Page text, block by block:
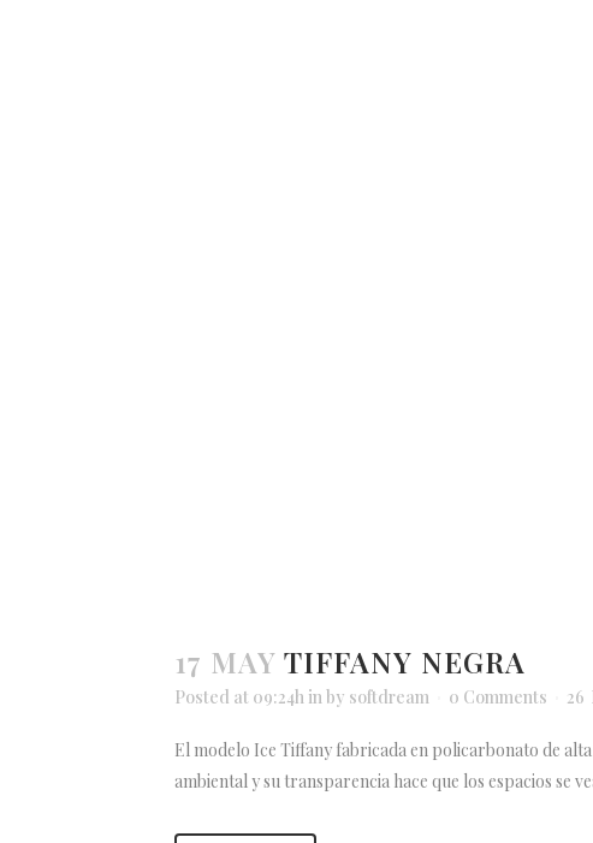
17 MAY TIFFANY NEGRA
Posted at 09:24h inby softdream 0 Comments 26
El modelo Ice Tiffany fabricada en policarbonato de
ambiental y su transparencia hace que los espacios se